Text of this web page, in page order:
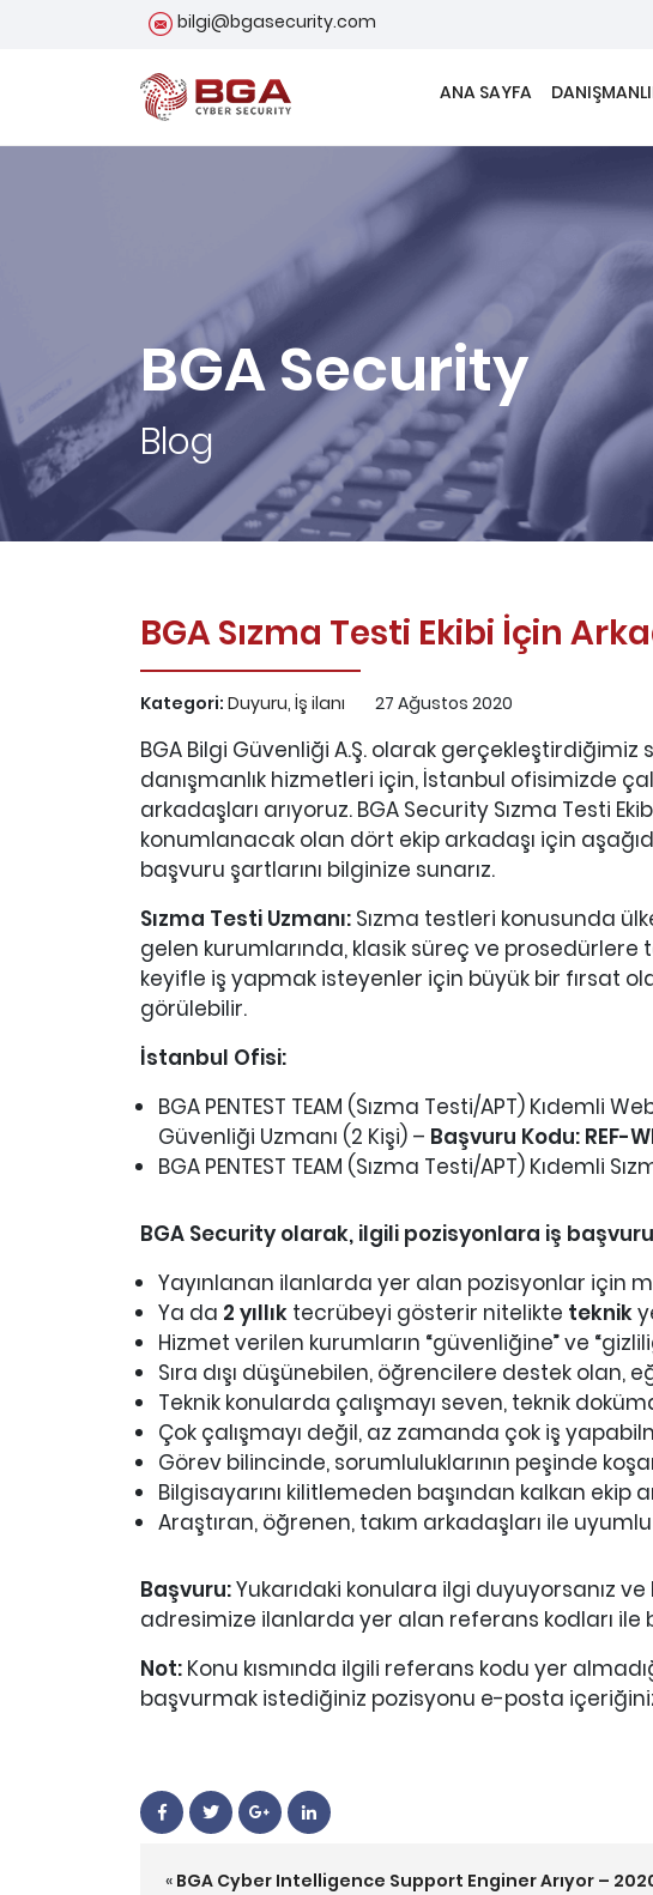
bilgi@bgasecurity.com
ANA SAYFA
BGA Security
Blog
BGA Sızma Testi Ekibi İçin
Kategori: Duyuru, İş ilanı 27 Ağustos 2020
BGA Bilgi Güvenliği A.Ş. olarak gerçekleştirdiğimiz
danışmanlık hizmetleri için, İstanbul ofisimizde
arkadaşları arıyoruz. BGA Security Sızma Testi
konumlanacak olan dört ekip arkadaşı için
başvuru şartlarını bilginize sunarız.
Sızma Testi Uzmanı: Sızma testleri konusunda
gelen kurumlarında, klasik süreç ve prosedürlere
keyifle iş yapmak isteyenler için büyük bir fırsat
görülebilir.
İstanbul Ofisi:
BGA PENTEST TEAM (Sızma Testi/APT) Kıdemli
Güvenliği Uzmanı (2 Kişi) – Başvuru Kodu: REF-
BGA PENTEST TEAM (Sızma Testi/APT) Kıdemli
BGA Security olarak, ilgili pozisyonlara iş
Yayınlanan ilanlarda yer alan pozisyonlar için
Ya da 2 yıllık tecrübeyi gösterir nitelikte teknik
Hizmet verilen kurumların “güvenliğine” ve
Sıra dışı düşünebilen, öğrencilere destek
Teknik konularda çalışmayı seven, teknik
Çok çalışmayı değil, az zamanda çok iş
Görev bilincinde, sorumluluklarının peşinde
Bilgisayarını kilitlemeden başından kalkan ekip
Araştıran, öğrenen, takım arkadaşları ile
Başvuru:Yukarıdaki konulara ilgi duyuyorsanız
adresimize ilanlarda yer alan referans kodları
Not: Konu kısmında ilgili referans kodu yer
başvurmak istediğiniz pozisyonu e-posta
« BGA Cyber Intelligence Support Enginer Arıyor –